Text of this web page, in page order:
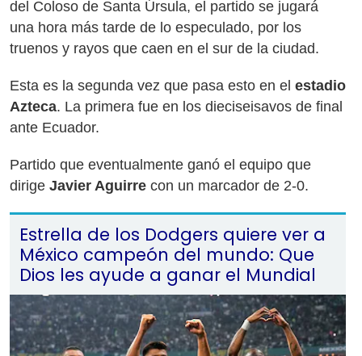
del Coloso de Santa Úrsula, el partido se jugará
una hora más tarde de lo especulado, por los
truenos y rayos que caen en el sur de la ciudad.
Esta es la segunda vez que pasa esto en el estadio
Azteca. La primera fue en los dieciseisavos de final
ante Ecuador.
Partido que eventualmente ganó el equipo que
dirige Javier Aguirre con un marcador de 2-0.
Estrella de los Dodgers quiere ver a
México campeón del mundo: Que
Dios les ayude a ganar el Mundial